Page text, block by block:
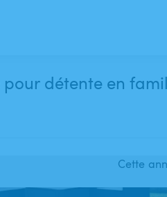
détente en
Cette